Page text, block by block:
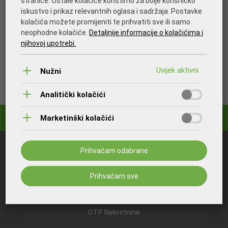
projekte energetske učinkovitosti te u razvoj obnovljivih
izvora. Kupnjom ZelEn-a u svom poslovanju odlučili smo se
za društveno odgovorno poslovanje, brigu o okolišu i
korištenju energije iz obnovljivih izvora.
OTP Banka
OTP Nekretnine
iskustvo i prikaz relevantnih oglasa i sadržaja. Postavke
kolačića možete promijeniti te prihvatiti sve ili samo
neophodne kolačiće. Detaljnije informacije o kolačićima i
njihovoj upotrebi.
Nužni
Analitički kolačići
Marketinški kolačići
Prihvaćam odabrane
Prihvaćam sve